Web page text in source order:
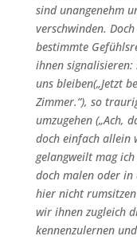
sind unangenehm
verschwinden.
bestimmte
ihnen
uns bleiben(„Jetzt
Zimmer.“), so
umzugehen („Ach,
doch einfach allein
gelangweilt mag
doch malen oder in
hier nicht
wir ihnen zugleich
kennenzulernen